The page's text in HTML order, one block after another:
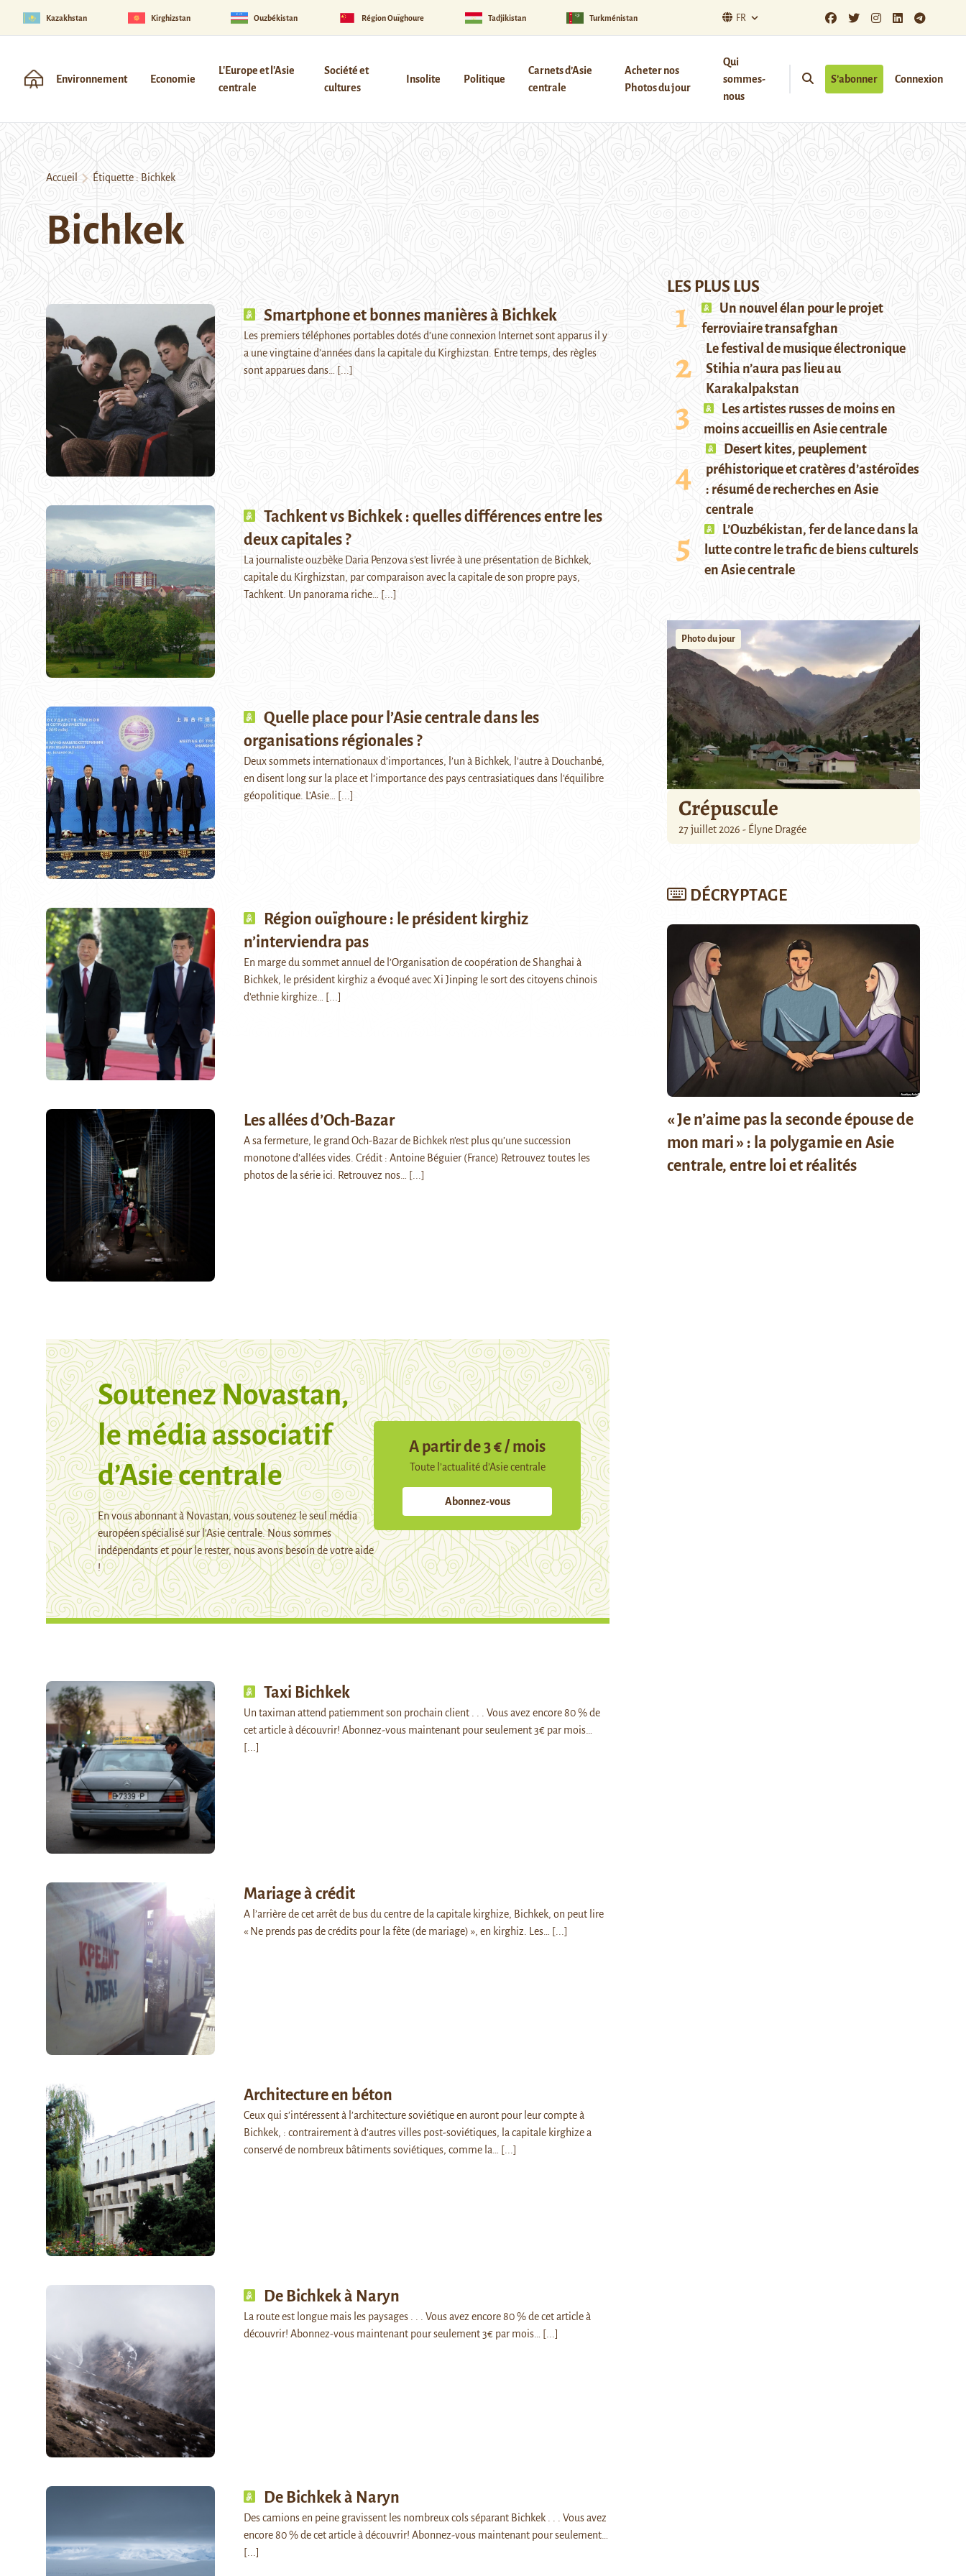
Kazakhstan Kirghizstan Ouzbékistan Région Ouïghoure Tadjikistan Turkménistan FR
Environnement Economie
L'Europe et l'Asie
centrale
Société et
cultures
Insolite Politique
Carnets d’Asie
centrale
Acheter nos
Photos du jour
Qui
sommes-
nous
S’abonner Connexion
Accueil Étiquette : Bichkek
Bichkek
Smartphone et bonnes manières à Bichkek
Les premiers téléphones portables dotés d’une connexion Internet sont apparus il y
a une vingtaine d’années dans la capitale du Kirghizstan. Entre temps, des règles
sont apparues dans…
[...]
Tachkent vs Bichkek : quelles différences entre les
deux capitales ?
La journaliste ouzbèke Daria Penzova s’est livrée à une présentation de Bichkek,
capitale du Kirghizstan, par comparaison avec la capitale de son propre pays,
Tachkent. Un panorama riche…
[...]
Quelle place pour l’Asie centrale dans les
organisations régionales ?
Deux sommets internationaux d’importances, l’un à Bichkek, l’autre à Douchanbé,
en disent long sur la place et l’importance des pays centrasiatiques dans l'équilibre
géopolitique. L’Asie…
[...]
Région ouïghoure : le président kirghiz
n’interviendra pas
En marge du sommet annuel de l’Organisation de coopération de Shanghai à
Bichkek, le président kirghiz a évoqué avec Xi Jinping le sort des citoyens chinois
d’ethnie kirghize…
[...]
Les allées d’Och-Bazar
A sa fermeture, le grand Och-Bazar de Bichkek n’est plus qu’une succession
monotone d’allées vides. Crédit : Antoine Béguier (France) Retrouvez toutes les
photos de la série ici. Retrouvez nos…
[...]
Soutenez Novastan,
le média associatif
d’Asie centrale
En vous abonnant à Novastan, vous soutenez le seul média
européen spécialisé sur l’Asie centrale. Nous sommes
indépendants et pour le rester, nous avons besoin de votre aide
!
A partir de 3 € / mois
Toute l’actualité d’Asie centrale
Abonnez-vous
Taxi Bichkek
Un taximan attend patiemment son prochain client . . . Vous avez encore 80 % de
cet article à découvrir! Abonnez-vous maintenant pour seulement 3€ par mois…
[...]
Mariage à crédit
A l’arrière de cet arrêt de bus du centre de la capitale kirghize, Bichkek, on peut lire
« Ne prends pas de crédits pour la fête (de mariage) », en kirghiz. Les…
[...]
Architecture en béton
Ceux qui s’intéressent à l’architecture soviétique en auront pour leur compte à
Bichkek, : contrairement à d’autres villes post-soviétiques, la capitale kirghize a
conservé de nombreux bâtiments soviétiques, comme la…
[...]
De Bichkek à Naryn
La route est longue mais les paysages . . . Vous avez encore 80 % de cet article à
découvrir! Abonnez-vous maintenant pour seulement 3€ par mois…
[...]
De Bichkek à Naryn
Des camions en peine gravissent les nombreux cols séparant Bichkek . . . Vous avez
encore 80 % de cet article à découvrir! Abonnez-vous maintenant pour seulement…
[...]
LES PLUS LUS
Un nouvel élan pour le projet
ferroviaire transafghan
Le festival de musique électronique
Stihia n’aura pas lieu au
Karakalpakstan
Les artistes russes de moins en
moins accueillis en Asie centrale
Desert kites, peuplement
préhistorique et cratères d’astéroïdes
: résumé de recherches en Asie
centrale
L’Ouzbékistan, fer de lance dans la
lutte contre le trafic de biens culturels
en Asie centrale
Photo du jour
Crépuscule
27 juillet 2026 - Élyne Dragée
DÉCRYPTAGE
« Je n’aime pas la seconde épouse de
mon mari » : la polygamie en Asie
centrale, entre loi et réalités